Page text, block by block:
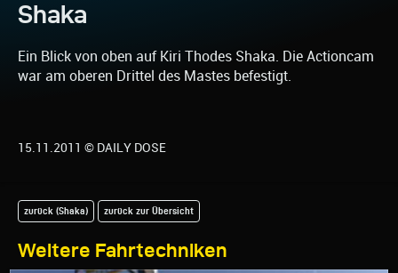
Shaka
Ein Blick von oben auf Kiri Thodes Shaka. Die Actioncam
war am oberen Drittel des Mastes befestigt.
15.11.2011 © DAILY DOSE
Weitere Fahrtechniken
zurück (Shaka) zurück zur Übersicht